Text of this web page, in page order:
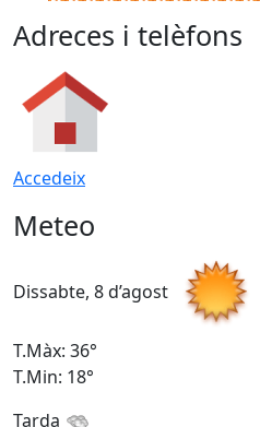
Adreces i telèfons
Accedeix
Meteo
Dissabte, 8 d’agost
T.Màx: 36°
T.Min: 18°
Tarda